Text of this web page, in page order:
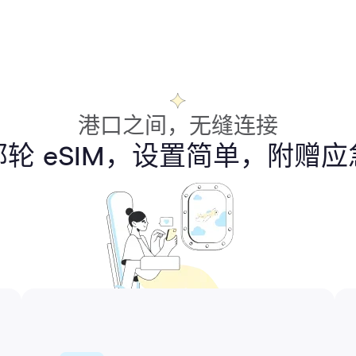
港口之间，无缝连接
轮 eSIM，设置简单，附赠应